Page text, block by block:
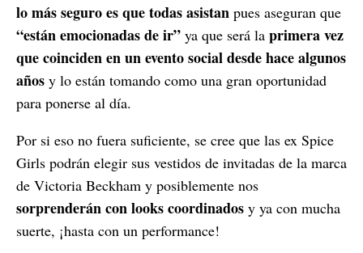
lo más seguro es que todas asistan pues aseguran que
“están emocionadas de ir” ya que será la primera vez
que coinciden en un evento social desde hace algunos
años y lo están tomando como una gran oportunidad
para ponerse al día.
Por si eso no fuera suficiente, se cree que las ex Spice
Girls podrán elegir sus vestidos de invitadas de la marca
de Victoria Beckham y posiblemente nos
sorprenderán con looks coordinados y ya con mucha
suerte, ¡hasta con un performance!